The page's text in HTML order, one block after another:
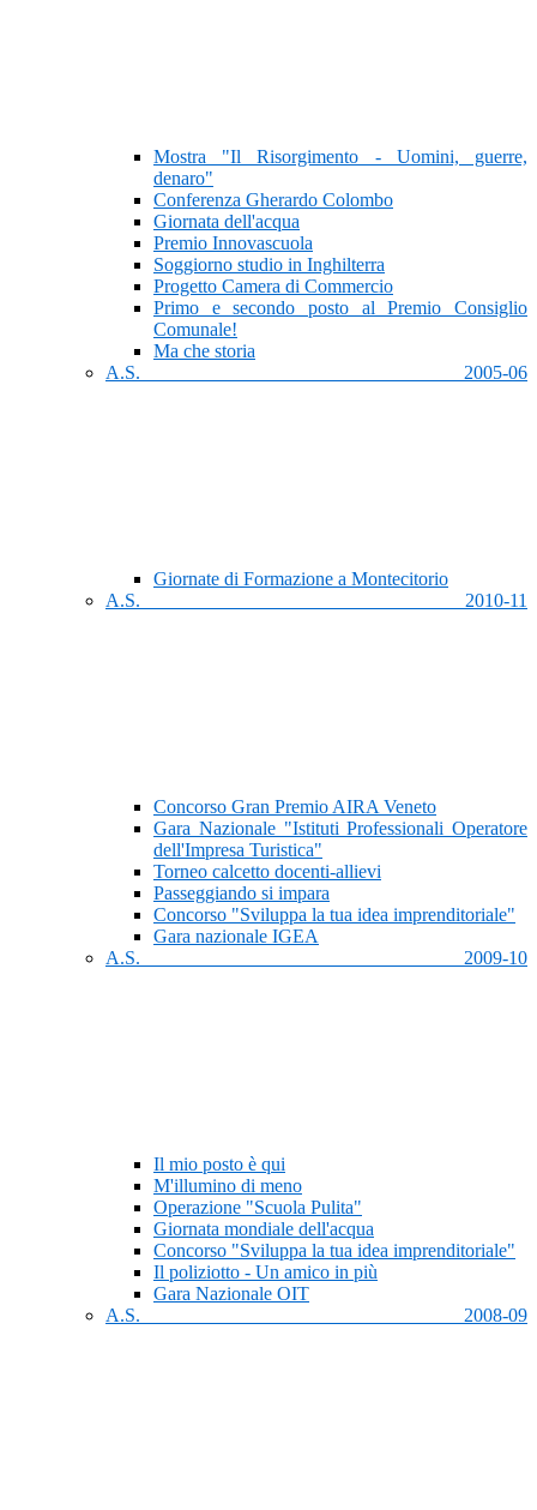
Mostra "Il Risorgimento - Uomini, guerre,
denaro"
Conferenza Gherardo Colombo
Giornata dell'acqua
Premio Innovascuola
Soggiorno studio in Inghilterra
Progetto Camera di Commercio
Primo e secondo posto al Premio Consiglio
Comunale!
Ma che storia
A.S. 2005-06
Giornate di Formazione a Montecitorio
A.S. 2010-11
Concorso Gran Premio AIRA Veneto
Gara Nazionale "Istituti Professionali Operatore
dell'Impresa Turistica"
Torneo calcetto docenti-allievi
Passeggiando si impara
Concorso "Sviluppa la tua idea imprenditoriale"
Gara nazionale IGEA
A.S. 2009-10
Il mio posto è qui
M'illumino di meno
Operazione "Scuola Pulita"
Giornata mondiale dell'acqua
Concorso "Sviluppa la tua idea imprenditoriale"
Il poliziotto - Un amico in più
Gara Nazionale OIT
A.S. 2008-09